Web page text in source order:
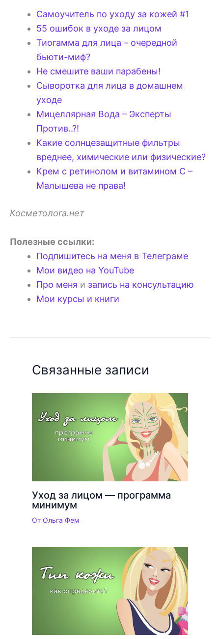
Самоучитель по уходу за кожей #1
55 ошибок в уходе за лицом
Тиогамма для лица – очередной
бьюти-миф?
Не смешите ваши парабены!
Сыворотка для лица в домашнем
уходе
Мицеллярная Вода – Эксперты
Против..?!
Какие солнцезащитные фильтры
вреднее, химические или физические?
Крем с ретинолом и витамином С –
Малышева не права!
Косметолога.нет
Полезные ссылки:
Подпишитесь на меня в Телеграме
Мои видео на YouTube
Про меня и запись на консультацию
Мои курсы и книги
Связанные записи
Уход за лицом — программа
минимум
От Ольга Фем